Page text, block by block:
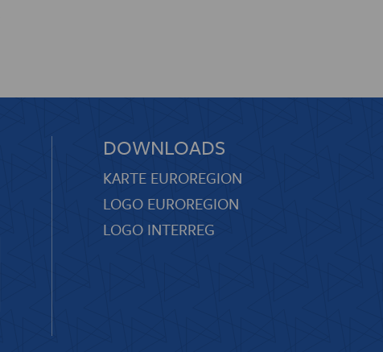
DOWNLOADS
KARTE EUROREGION
LOGO EUROREGION
LOGO INTERREG